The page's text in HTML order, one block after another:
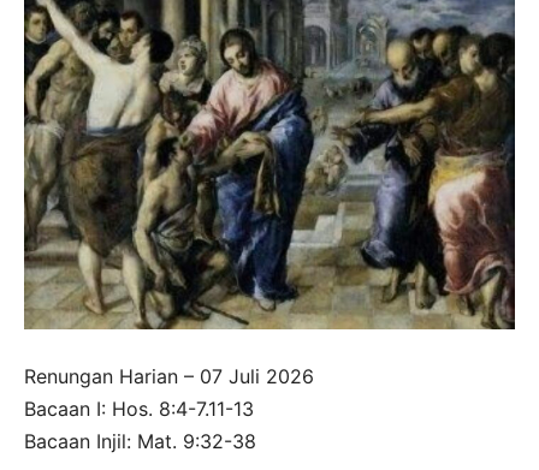
Renungan Harian – 07 Juli 2026
Bacaan I: Hos. 8:4-7.11-13
Bacaan Injil: Mat. 9:32-38